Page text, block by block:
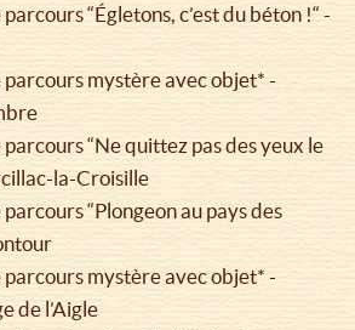
“Égletons, c’est du béton !“ -
mystère avec objet* -
“Ne quittez pas des yeux le
la-Croisille
“Plongeon au pays des
mystère avec objet* -
de l’Aigle